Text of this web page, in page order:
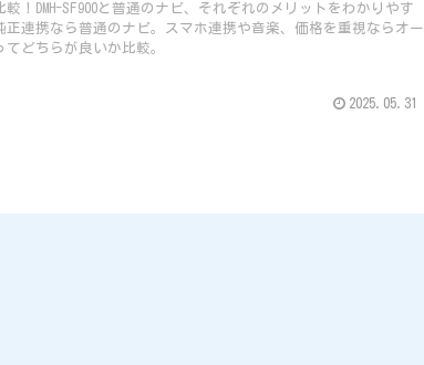
！DMH-SF900と普通のナビ、それぞれのメリットをわかりやす
正連携なら普通のナビ。スマホ連携や音楽、価格を重視ならオー
どちらが良いか比較。
2025.05.31